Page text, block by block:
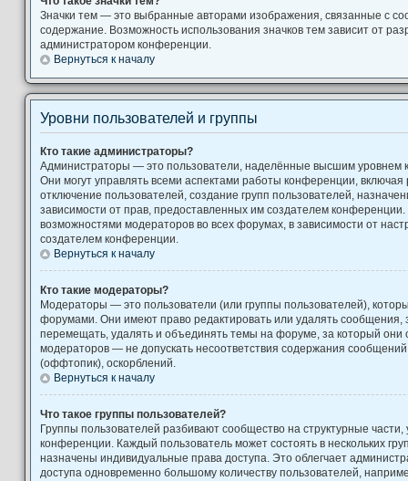
Значки тем — это выбранные авторами изображения, связанные с
содержание. Возможность использования значков тем зависит от
администратором конференции.
Вернуться к началу
Уровни пользователей и группы
Кто такие администраторы?
Администраторы — это пользователи, наделённые высшим уровнем
Они могут управлять всеми аспектами работы конференции, включая
отключение пользователей, создание групп пользователей,
зависимости от прав, предоставленных им создателем
возможностями модераторов во всех форумах, в зависимости от
создателем конференции.
Вернуться к началу
Кто такие модераторы?
Модераторы — это пользователи (или группы пользователей),
форумами. Они имеют право редактировать или удалять сообщения,
перемещать, удалять и объединять темы на форуме, за который они
модераторов — не допускать несоответствия содержания
(оффтопик), оскорблений.
Вернуться к началу
Что такое группы пользователей?
Группы пользователей разбивают сообщество на структурные
конференции. Каждый пользователь может состоять в нескольких
назначены индивидуальные права доступа. Это облегчает
доступа одновременно большому количеству пользователей,